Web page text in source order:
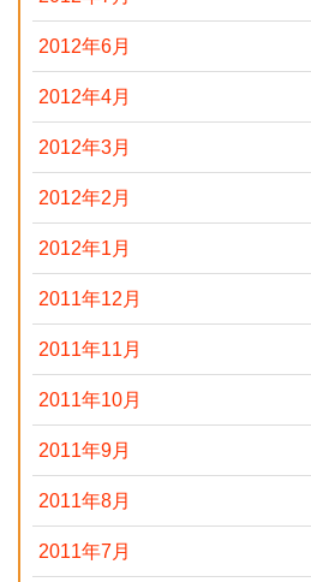
2012年6月
2012年4月
2012年3月
2012年2月
2012年1月
2011年12月
2011年11月
2011年10月
2011年9月
2011年8月
2011年7月